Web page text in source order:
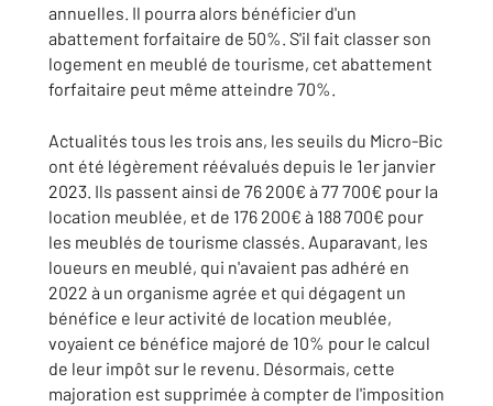
annuelles. Il pourra alors bénéficier d'un
abattement forfaitaire de 50%. S'il fait classer son
logement en meublé de tourisme, cet abattement
forfaitaire peut même atteindre 70%.
Actualités tous les trois ans, les seuils du Micro-Bic
ont été légèrement réévalués depuis le 1er janvier
2023. Ils passent ainsi de 76 200€ à 77 700€ pour la
location meublée, et de 176 200€ à 188 700€ pour
les meublés de tourisme classés. Auparavant, les
loueurs en meublé, qui n'avaient pas adhéré en
2022 à un organisme agrée et qui dégagent un
bénéfice e leur activité de location meublée,
voyaient ce bénéfice majoré de 10% pour le calcul
de leur impôt sur le revenu. Désormais, cette
majoration est supprimée à compter de l'imposition